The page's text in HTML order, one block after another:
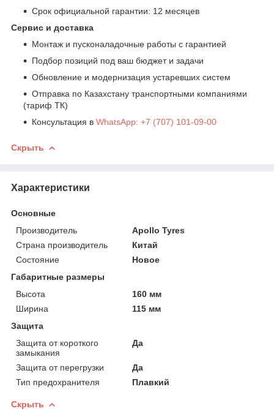
Срок официальной гарантии: 12 месяцев
Сервис и доставка
Монтаж и пусконаладочные работы с гарантией
Подбор позиций под ваш бюджет и задачи
Обновление и модернизация устаревших систем
Отправка по Казахстану транспортными компаниями
(тариф ТК)
Консультация в WhatsApp: +7 (707) 101-09-00
Скрыть
Характеристики
Основные
Производитель
Apollo Tyres
Страна производитель
Китай
Состояние
Новое
Габаритные размеры
Высота
160 мм
Ширина
115 мм
Защита
Защита от короткого
замыкания
Да
Защита от перегрузки
Да
Тип предохранителя
Плавкий
Скрыть